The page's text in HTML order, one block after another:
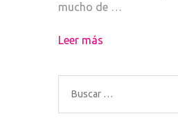
mucho de …
Leer más
Buscar: